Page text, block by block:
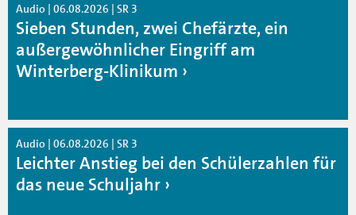
Audio | 06.08.2026 | SR 3
Sieben Stunden, zwei Chefärzte, ein
außergewöhnlicher Eingriff am
Winterberg-Klinikum
Audio | 06.08.2026 | SR 3
Leichter Anstieg bei den Schülerzahlen für
das neue Schuljahr